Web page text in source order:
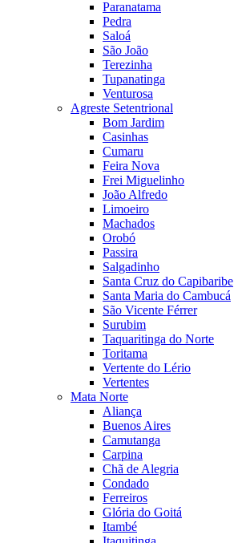
Paranatama
Pedra
Saloá
São João
Terezinha
Tupanatinga
Venturosa
Agreste Setentrional
Bom Jardim
Casinhas
Cumaru
Feira Nova
Frei Miguelinho
João Alfredo
Limoeiro
Machados
Orobó
Passira
Salgadinho
Santa Cruz do Capibaribe
Santa Maria do Cambucá
São Vicente Férrer
Surubim
Taquaritinga do Norte
Toritama
Vertente do Lério
Vertentes
Mata Norte
Aliança
Buenos Aires
Camutanga
Carpina
Chã de Alegria
Condado
Ferreiros
Glória do Goitá
Itambé